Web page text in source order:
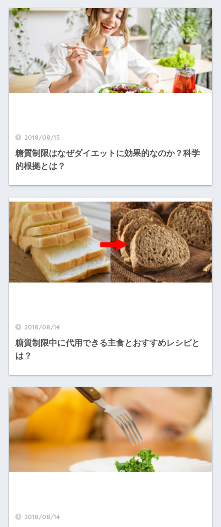
2018/08/15
糖質制限はなぜダイエットに効果的なのか？科学
的根拠とは？
2018/08/14
糖質制限中に代用できる主食とおすすめレシピと
は？
2018/08/14